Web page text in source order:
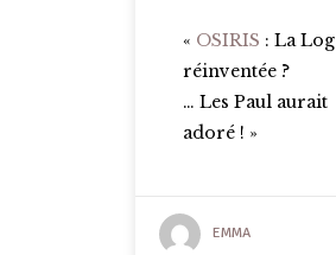
« OSIRIS : La Log
réinventée ?
… Les Paul aurait
adoré ! »
EMMA